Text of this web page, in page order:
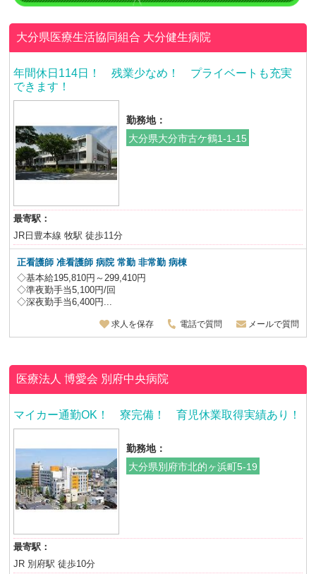
大分県医療生活協同組合 大分健生病院
年間休日114日！ 残業少なめ！ プライベートも充実
できます！
勤務地：
大分県大分市古ケ鶴1-1-15
最寄駅：
JR日豊本線 牧駅 徒歩11分
正看護師 准看護師 病院 常勤 非常勤 病棟
◇基本給195,810円～299,410円
◇準夜勤手当5,100円/回
◇深夜勤手当6,400円...
求人を保存 電話で質問 メールで質問
医療法人 博愛会 別府中央病院
マイカー通勤OK！ 寮完備！ 育児休業取得実績あり！
勤務地：
大分県別府市北的ヶ浜町5-19
最寄駅：
JR 別府駅 徒歩10分